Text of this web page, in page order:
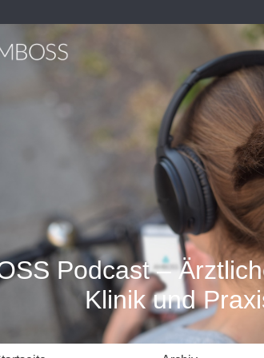
Podcast –
Klinik und